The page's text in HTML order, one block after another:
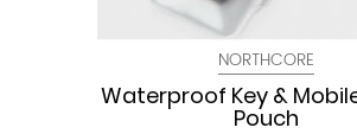
NORTHCORE
Waterproof Key &
Pouch